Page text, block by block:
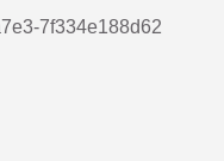
7f334e188d62